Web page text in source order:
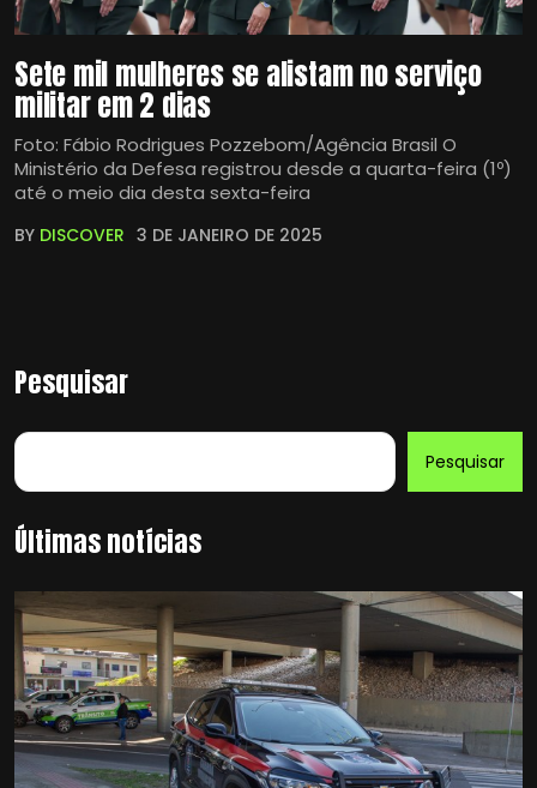
Sete mil mulheres se alistam no serviço
militar em 2 dias
Foto: Fábio Rodrigues Pozzebom/Agência Brasil O
Ministério da Defesa registrou desde a quarta-feira (1º)
até o meio dia desta sexta-feira
BY DISCOVER 3 DE JANEIRO DE 2025
Pesquisar
Pesquisar
Últimas notícias